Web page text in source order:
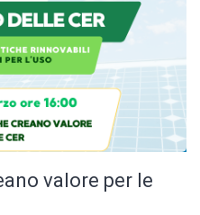
valore per le